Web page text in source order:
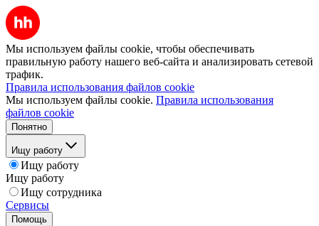
Мы используем файлы cookie, чтобы обеспечивать
правильную работу нашего веб-сайта и анализировать сетевой
трафик.
Правила использования файлов cookie
Мы используем файлы cookie. Правила использования
файлов cookie
Понятно
Ищу работу
Ищу работу
Ищу работу
Ищу сотрудника
Сервисы
Помощь